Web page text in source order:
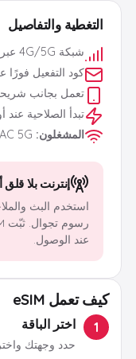
التغطية والتفاصيل
شبكة 4G/5G عبر مزودين محليين
كود التفعيل فورًا
تعمل بجانب
تبدأ الصلاحية
المشغلون:
5G
إنترنت بلا قلق
استخدم البث
عند الوصول.
كيف تعمل eSIM
1 اختر الباقة
حدد وجهتك